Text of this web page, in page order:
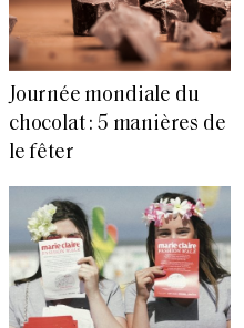
Journée mondiale du
chocolat : 5 manières de
le fêter